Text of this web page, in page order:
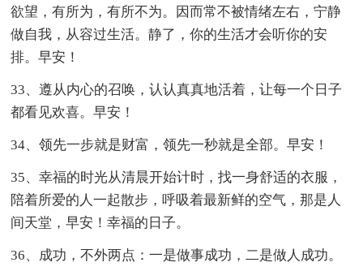
欲望，有所为，有所不为。因而常不被情绪左右，宁静
做自我，从容过生活。静了，你的生活才会听你的安
排。早安！
33、遵从内心的召唤，认认真真地活着，让每一个日子
都看见欢喜。早安！
34、领先一步就是财富，领先一秒就是全部。早安！
35、幸福的时光从清晨开始计时，找一身舒适的衣服，
陪着所爱的人一起散步，呼吸着最新鲜的空气，那是人
间天堂，早安！幸福的日子。
36、成功，不外两点：一是做事成功，二是做人成功。